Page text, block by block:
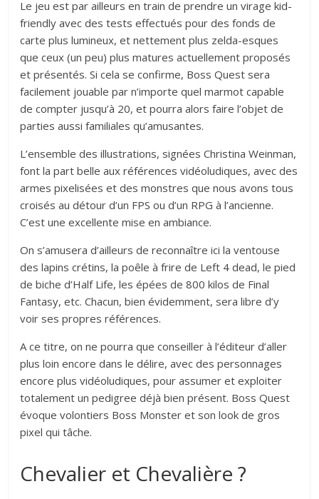
Le jeu est par ailleurs en train de prendre un virage kid-
friendly avec des tests effectués pour des fonds de
carte plus lumineux, et nettement plus zelda-esques
que ceux (un peu) plus matures actuellement proposés
et présentés. Si cela se confirme, Boss Quest sera
facilement jouable par n’importe quel marmot capable
de compter jusqu’à 20, et pourra alors faire l’objet de
parties aussi familiales qu’amusantes.
L’ensemble des illustrations, signées Christina Weinman,
font la part belle aux références vidéoludiques, avec des
armes pixelisées et des monstres que nous avons tous
croisés au détour d’un FPS ou d’un RPG à l’ancienne.
C’est une excellente mise en ambiance.
On s’amusera d’ailleurs de reconnaître ici la ventouse
des lapins crétins, la poêle à frire de Left 4 dead, le pied
de biche d’Half Life, les épées de 800 kilos de Final
Fantasy, etc. Chacun, bien évidemment, sera libre d’y
voir ses propres références.
A ce titre, on ne pourra que conseiller à l’éditeur d’aller
plus loin encore dans le délire, avec des personnages
encore plus vidéoludiques, pour assumer et exploiter
totalement un pedigree déjà bien présent. Boss Quest
évoque volontiers Boss Monster et son look de gros
pixel qui tâche.
Chevalier et Chevalière ?